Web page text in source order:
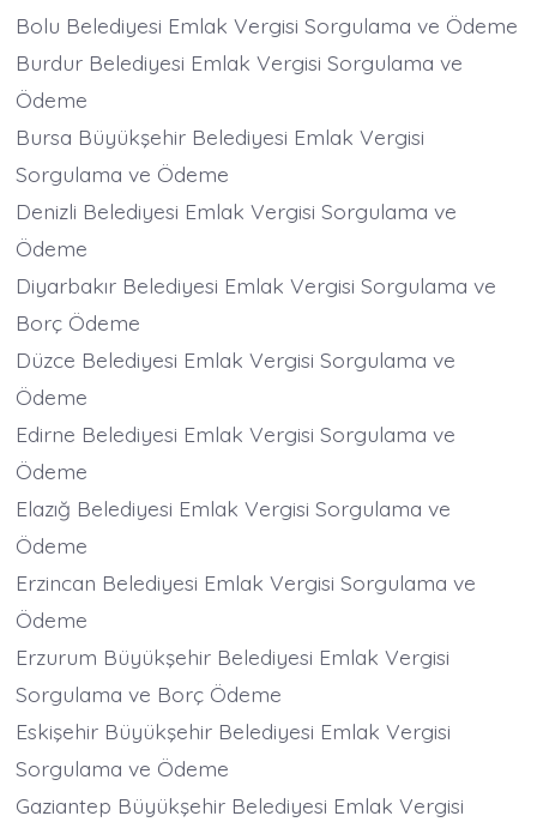
Bolu Belediyesi Emlak Vergisi Sorgulama ve Ödeme
Burdur Belediyesi Emlak Vergisi Sorgulama ve
Ödeme
Bursa Büyükşehir Belediyesi Emlak Vergisi
Sorgulama ve Ödeme
Denizli Belediyesi Emlak Vergisi Sorgulama ve
Ödeme
Diyarbakır Belediyesi Emlak Vergisi Sorgulama ve
Borç Ödeme
Düzce Belediyesi Emlak Vergisi Sorgulama ve
Ödeme
Edirne Belediyesi Emlak Vergisi Sorgulama ve
Ödeme
Elazığ Belediyesi Emlak Vergisi Sorgulama ve
Ödeme
Erzincan Belediyesi Emlak Vergisi Sorgulama ve
Ödeme
Erzurum Büyükşehir Belediyesi Emlak Vergisi
Sorgulama ve Borç Ödeme
Eskişehir Büyükşehir Belediyesi Emlak Vergisi
Sorgulama ve Ödeme
Gaziantep Büyükşehir Belediyesi Emlak Vergisi